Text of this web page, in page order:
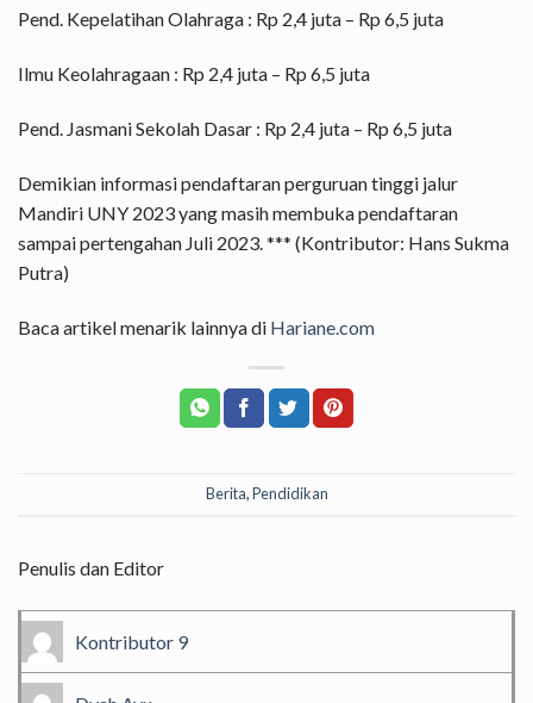
Pend. Kepelatihan Olahraga : Rp 2,4 juta – Rp 6,5 juta
Ilmu Keolahragaan : Rp 2,4 juta – Rp 6,5 juta
Pend. Jasmani Sekolah Dasar : Rp 2,4 juta – Rp 6,5 juta
Demikian informasi pendaftaran perguruan tinggi jalur
Mandiri UNY 2023 yang masih membuka pendaftaran
sampai pertengahan Juli 2023. *** (Kontributor: Hans Sukma
Putra)
Baca artikel menarik lainnya di Hariane.com
Berita,Pendidikan
Penulis dan Editor
Kontributor 9